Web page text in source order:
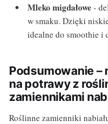
Mleko migdałowe -
w smaku. Dzięki
idealne do smoothie i
Podsumowanie
na potrawy z
zamiennikami
Roślinne zamienniki